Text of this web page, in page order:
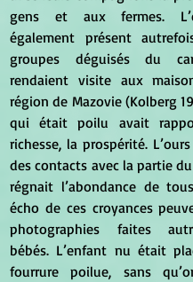
gens et aux fermes.
également présent
groupes déguisés du
rendaient visite aux
région de Mazovie (Kolberg
qui était poilu avait
richesse, la prospérité.
des contacts avec la partie
régnait l’abondance de
écho de ces croyances
photographies faites
bébés. L’enfant nu était
fourrure poilue, sans